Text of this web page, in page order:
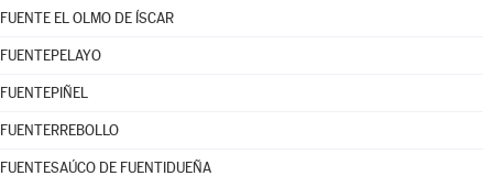
FUENTE EL OLMO DE ÍSCAR
FUENTEPELAYO
FUENTEPIÑEL
FUENTERREBOLLO
FUENTESAÚCO DE FUENTIDUEÑA